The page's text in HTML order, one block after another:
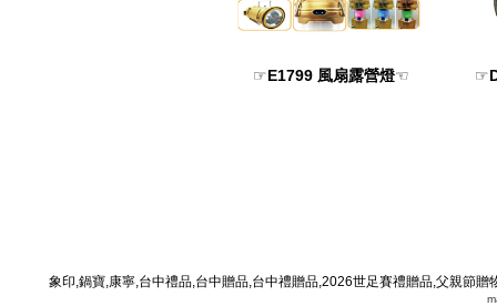
☞E1799 風扇露營燈☜ ☞
象印,鍋寶,康寧,台中禮品,台中贈品,台中禮贈品,2026世足賽禮贈品,父親節